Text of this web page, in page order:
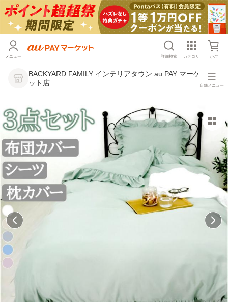
メニュー 詳細検索 カテゴリ かご
BACKYARD FAMILY インテリアタウン au PAY マーケ
ット店
店舗メニュー